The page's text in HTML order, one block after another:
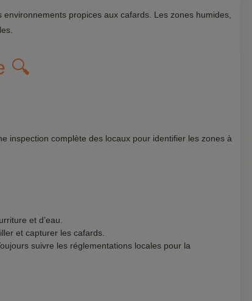
propices aux cafards. Les zones humides,
🔍
inspection complète des locaux pour identifier les zones à
et d’eau.
et capturer les cafards.
suivre les réglementations locales pour la